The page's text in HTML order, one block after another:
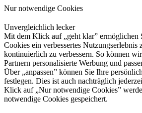
Nur notwendige Cookies
Unvergleichlich lecker
Mit dem Klick auf „geht klar” ermöglichen
Cookies ein verbessertes Nutzungserlebnis
kontinuierlich zu verbessern. So können
Partnern personalisierte Werbung und
Über „anpassen” können Sie Ihre
festlegen. Dies ist auch nachträglich
Klick auf „Nur notwendige Cookies”
notwendige Cookies gespeichert.